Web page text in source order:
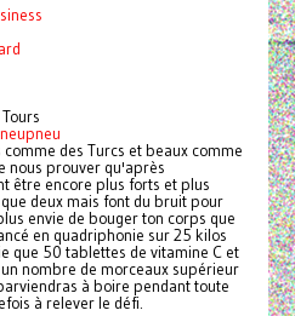
des Turcs et beaux comme
nous prouver qu'après
être encore plus forts et plus
deux mais font du bruit pour
envie de bouger ton corps que
en quadriphonie sur 25 kilos
que 50 tablettes de vitamine C et
nombre de morceaux supérieur
à boire pendant toute
à relever le défi.